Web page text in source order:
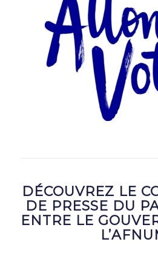
DÉCOUVREZ LE
DE PRESSE DU
ENTRE LE